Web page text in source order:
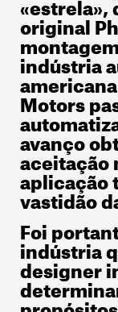
original
indústria
Motors
avanço
aceitação
aplicação
vastidão
Foi
indústria
designer